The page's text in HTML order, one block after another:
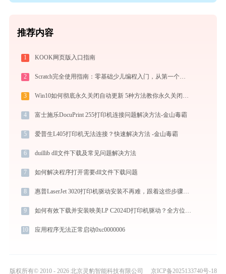
推荐内容
1 KOOK网页版入口指南
2 Scratch完全使用指南：零基础少儿编程入门，从第一个作品到独立创作（2026最新）
3 Win10如何彻底永久关闭自动更新 5种方法教你永久关闭win10自动更新
4 富士施乐DocuPrint 255打印机连接问题解决方法-金山毒霸
5 爱普生L405打印机无法连接？快速解决方法 -金山毒霸
6 duillib dll文件下载及常见问题解决方法
7 如何解决程序打开需要dll文件下载问题
8 惠普LaserJet 3020打印机驱动安装不再难，跟着这些步骤一学就会
9 如何有效下载并安装映美LP C2024D打印机驱动？全方位指导手册
10 应用程序无法正常启动0xc0000006
版权所有© 2010 - 2026 北京灵豹智能科技有限公司 京ICP备2025133740号-18